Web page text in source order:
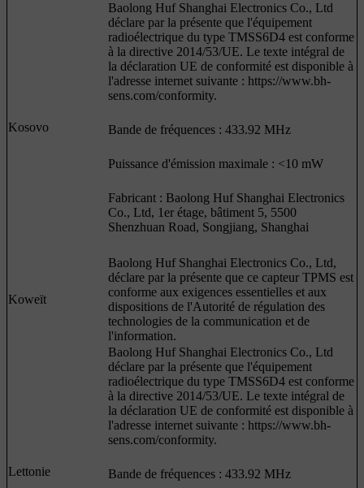
Kosovo
Baolong Huf Shanghai Electronics Co., Ltd
déclare par la présente que l'équipement
radioélectrique du type TMSS6D4 est conforme
à la directive 2014/53/UE. Le texte intégral de
la déclaration UE de conformité est disponible à
l'adresse internet suivante : https://www.bh-
sens.com/conformity.
Bande de fréquences : 433.92 MHz
Puissance d'émission maximale : <10 mW
Fabricant : Baolong Huf Shanghai Electronics
Co., Ltd, 1er étage, bâtiment 5, 5500
Shenzhuan Road, Songjiang, Shanghai
Koweït
Baolong Huf Shanghai Electronics Co., Ltd,
déclare par la présente que ce capteur TPMS est
conforme aux exigences essentielles et aux
dispositions de l'Autorité de régulation des
technologies de la communication et de
l'information.
Lettonie
Baolong Huf Shanghai Electronics Co., Ltd
déclare par la présente que l'équipement
radioélectrique du type TMSS6D4 est conforme
à la directive 2014/53/UE. Le texte intégral de
la déclaration UE de conformité est disponible à
l'adresse internet suivante : https://www.bh-
sens.com/conformity.
Bande de fréquences : 433.92 MHz